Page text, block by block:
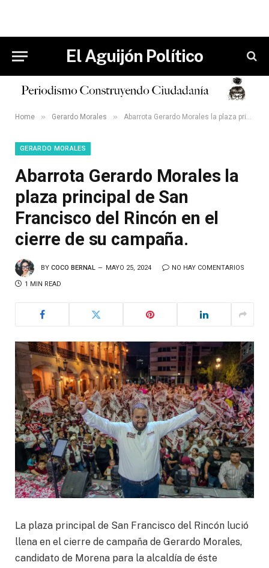
El Aguijón Político
Home » Gerardo Morales » Abarrota Gerardo Morales la plaza principal de San Francisco del Rincón en el cierre de su campaña.
GERARDO MORALES
Abarrota Gerardo Morales la
plaza principal de San
Francisco del Rincón en el
cierre de su campaña.
BY COCO BERNAL MAYO 25, 2024 NO HAY COMENTARIOS
1 MIN READ
La plaza principal de San Francisco del Rincón lució
llena en el cierre de campaña de Gerardo Morales,
candidato de Morena para la alcaldía de éste